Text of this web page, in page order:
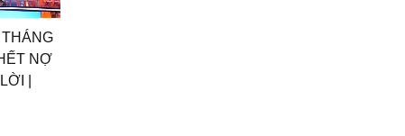
NỢ
|